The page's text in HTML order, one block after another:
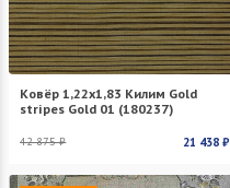
Ковёр 1,22х1,83 Килим Gold
stripes Gold 01 (180237)
42 875 ₽ 21 438 ₽